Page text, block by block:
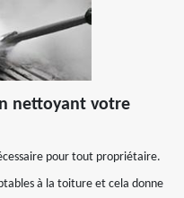
nettoyant votre
pour tout propriétaire.
à la toiture et cela donne